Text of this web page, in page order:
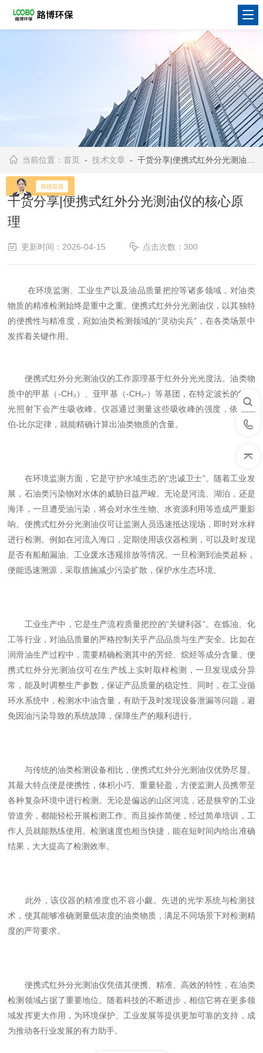
当前位置：首页 -技术文章 - 干货分享|便携式红外分光测油仪的核心原理
干货分享|便携式红外分光测油仪的核心原
理
更新时间：2026-04-15 点击次数：300
在环境监测、工业生产以及油品质量把控等诸多领域，对油类
物质的精准检测始终是重中之重。便携式红外分光测油仪，以其独特
的便携性与精准度，宛如油类检测领域的“灵动尖兵”，在各类场景中
发挥着关键作用。
便携式红外分光测油仪的工作原理基于红外分光光度法。油类物
质中的甲基（-CH₃）、亚甲基（-CH₂-）等基团，在特定波长的红外
光照射下会产生吸收峰。仪器通过测量这些吸收峰的强度，依据朗
伯-比尔定律，就能精确计算出油类物质的含量。
在环境监测方面，它是守护水域生态的“忠诚卫士”。随着工业发
展，石油类污染物对水体的威胁日益严峻。无论是河流、湖泊，还是
海洋，一旦遭受油污染，将会对水生生物、水资源利用等造成严重影
响。便携式红外分光测油仪可让监测人员迅速抵达现场，即时对水样
进行检测。例如在河流入海口，定期使用该仪器检测，可以及时发现
是否有船舶漏油、工业废水违规排放等情况。一旦检测到油类超标，
便能迅速溯源，采取措施减少污染扩散，保护水生态环境。
工业生产中，它是生产流程质量把控的“关键利器”。在炼油、化
工等行业，对油品质量的严格控制关乎产品品质与生产安全。比如在
润滑油生产过程中，需要精确检测其中的芳烃、烷烃等成分含量。便
携式红外分光测油仪可在生产线上实时取样检测，一旦发现成分异
常，能及时调整生产参数，保证产品质量的稳定性。同时，在工业循
环水系统中，检测水中油含量，有助于及时发现设备泄漏等问题，避
免因油污染导致的系统故障，保障生产的顺利进行。
与传统的油类检测设备相比，便携式红外分光测油仪优势尽显。
其最大特点便是便携性，体积小巧、重量轻盈，方便监测人员携带至
各种复杂环境中进行检测。无论是偏远的山区河流，还是狭窄的工业
管道旁，都能轻松开展检测工作。而且操作简便，经过简单培训，工
作人员就能熟练使用。检测速度也相当快捷，能在短时间内给出准确
结果，大大提高了检测效率。
此外，该仪器的精准度也不容小觑。先进的光学系统与检测技
术，使其能够准确测量低浓度的油类物质，满足不同场景下对检测精
度的严苛要求。
便携式红外分光测油仪凭借其便携、精准、高效的特性，在油类
检测领域占据了重要地位。随着科技的不断进步，相信它将在更多领
域发挥更大作用，为环境保护、工业发展等提供更加可靠的支持，成
为推动各行业发展的有力助手。